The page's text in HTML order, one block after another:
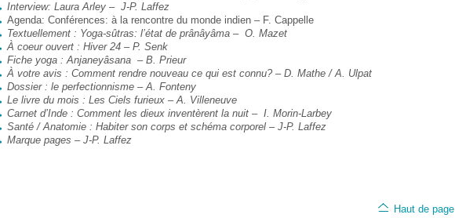
Interview: Laura Arley – J-P. Laffez
Agenda: Conférences: à la rencontre du monde indien – F. Cappelle
Textuellement : Yoga-sûtras: l’état de prânâyâma – O. Mazet
À coeur ouvert : Hiver 24 – P. Senk
Fiche yoga : Anjaneyâsana – B. Prieur
À votre avis : Comment rendre nouveau ce qui est connu? – D. Mathe / A. Ulpat
Dossier : le perfectionnisme – A. Fonteny
Le livre du mois : Les Ciels furieux – A. Villeneuve
Carnet d’Inde : Comment les dieux inventèrent la nuit – I. Morin-Larbey
Santé / Anatomie : Habiter son corps et schéma corporel – J-P. Laffez
Marque pages – J-P. Laffez
Haut de page